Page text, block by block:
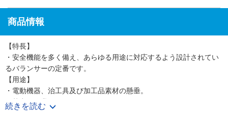
商品情報
【特長】
・安全機能を多く備え、あらゆる用途に対応するよう設計されてい
るバランサーの定番です。
【用途】
・電動機器、治工具及び加工品素材の懸垂。
・芯出し作業。
・作業ロボットのケーブルの懸垂。
続きを読む